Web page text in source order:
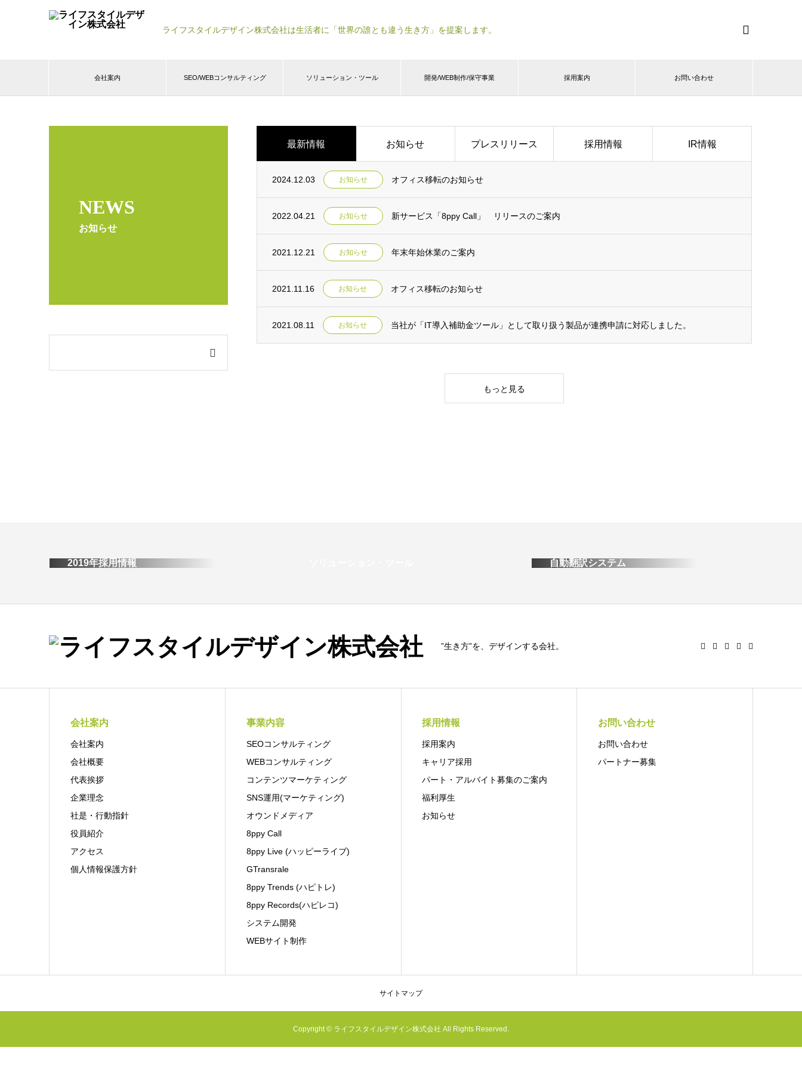
ライフスタイルデザイン株式会社は生活者に「世界の誰とも違う生き方」を提案します。 
会社案内 SEO/WEBコンサルティング ソリューション・ツール 開発/WEB制作/保守事業 採用案内 お問い合わせ
NEWS
お知らせ
最新情報 お知らせ プレスリリース 採用情報 IR情報
2024.12.03 お知らせ オフィス移転のお知らせ
2022.04.21 お知らせ 新サービス「8ppy Call」 リリースのご案内
2021.12.21 お知らせ 年末年始休業のご案内
2021.11.16 お知らせ オフィス移転のお知らせ
2021.08.11 お知らせ 当社が「IT導入補助金ツール」として取り扱う製品が連携申請に対応しました。
もっと見る
2019年採用情報 自動翻訳システム
”生き方”を、デザインする会社。
会社案内
会社案内
会社概要
代表挨拶
企業理念
社是・行動指針
役員紹介
アクセス
個人情報保護方針
事業内容
SEOコンサルティング
WEBコンサルティング
コンテンツマーケティング
SNS運用(マーケティング)
オウンドメディア
8ppy Call
8ppy Live (ハッピーライブ)
GTransrale
8ppy Trends (ハピトレ)
8ppy Records(ハピレコ)
システム開発
WEBサイト制作
採用情報
採用案内
キャリア採用
パート・アルバイト募集のご案内
福利厚生
お知らせ
お問い合わせ
お問い合わせ
パートナー募集
サイトマップ
Copyright © ライフスタイルデザイン株式会社 All Rights Reserved.